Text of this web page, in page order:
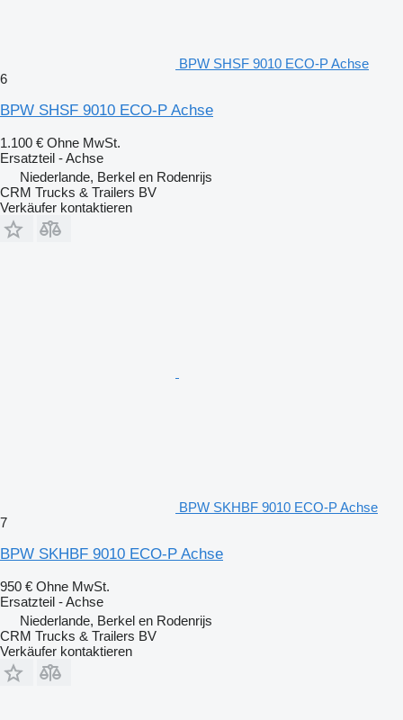
BPW SHSF 9010 ECO-P Achse
6
BPW SHSF 9010 ECO-P Achse
1.100 € Ohne MwSt.
Ersatzteil - Achse
Niederlande, Berkel en Rodenrijs
CRM Trucks & Trailers BV
Verkäufer kontaktieren
BPW SKHBF 9010 ECO-P Achse
7
BPW SKHBF 9010 ECO-P Achse
950 € Ohne MwSt.
Ersatzteil - Achse
Niederlande, Berkel en Rodenrijs
CRM Trucks & Trailers BV
Verkäufer kontaktieren